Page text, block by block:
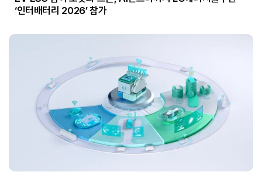
‘인터배터리 2026’ 참가